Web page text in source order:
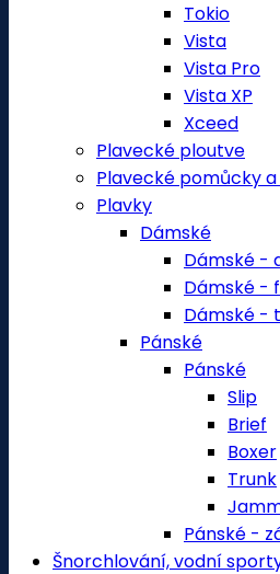
Tokio
Vista
Vista Pro
Vista XP
Xceed
Plavecké ploutve
Plavecké pomůcky
Plavky
Dámské
Dámské -
Dámské -
Dámské -
Pánské
Pánské
Slip
Brief
Boxer
Trunk
Pánské -
Šnorchlování, vodní